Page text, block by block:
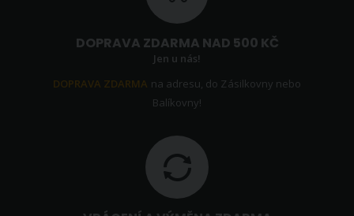
DOPRAVA ZDARMA NAD 500 KČ
Jen u nás!
DOPRAVA ZDARMA na adresu, do Zásilkovny nebo
Balíkovny!